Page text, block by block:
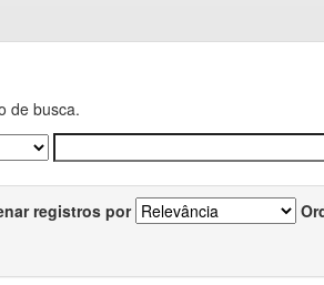
de busca.
registros por